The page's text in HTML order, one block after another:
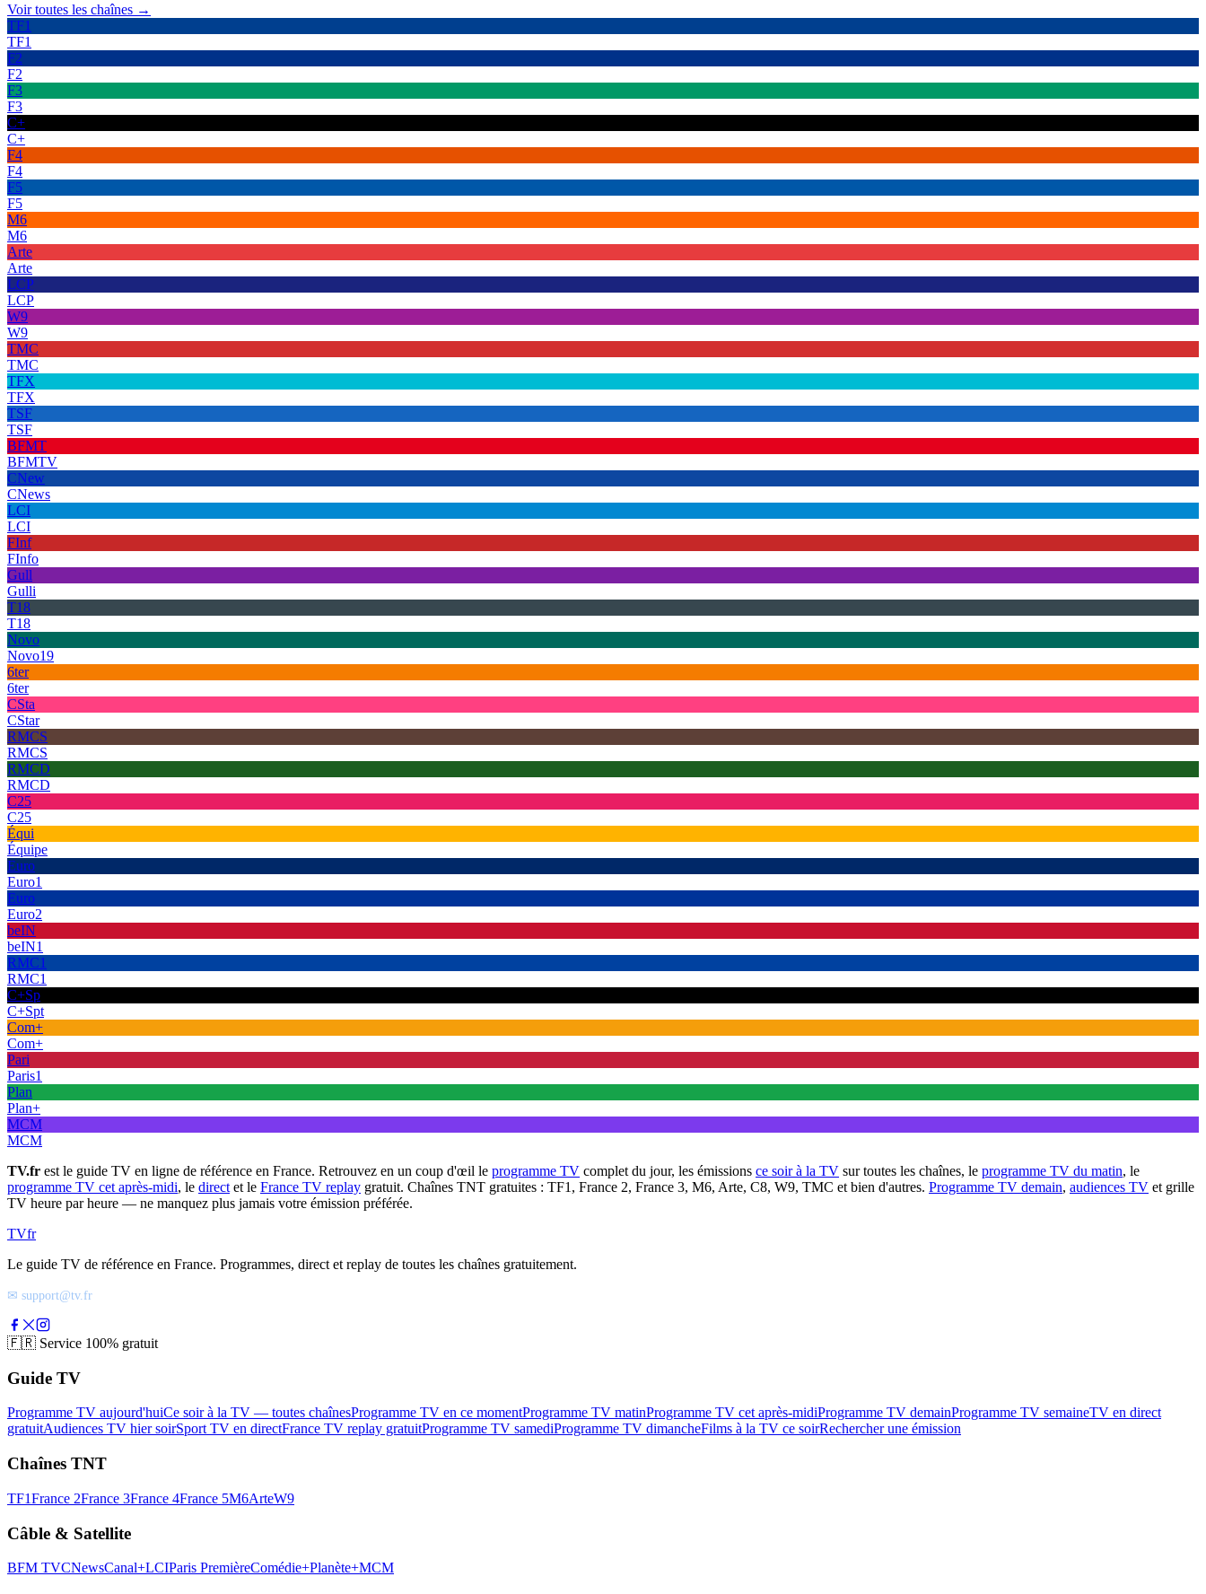
Voir toutes les chaînes →
TF1
TF1
F2
F2
F3
F3
C+
C+
F4
F4
F5
F5
M6
M6
Arte
Arte
LCP
LCP
W9
W9
TMC
TMC
TFX
TFX
TSF
TSF
BFMT
BFMTV
CNew
CNews
LCI
LCI
FInf
FInfo
Gull
Gulli
T18
T18
Novo
Novo19
6ter
6ter
CSta
CStar
RMCS
RMCS
RMCD
RMCD
C25
C25
Équi
Équipe
Euro
Euro1
Euro
Euro2
beIN
beIN1
RMC1
RMC1
C+Sp
C+Spt
Com+
Com+
Pari
Paris1
Plan
Plan+
MCM
MCM
TV.fr est le guide TV en ligne de référence en France. Retrouvez en un coup d'œil le programme TV complet du jour, les émissions ce soir à la TV sur toutes les chaînes, le programme TV du matin, le
programme TV cet après-midi, le direct et le France TV replay gratuit. Chaînes TNT gratuites : TF1, France 2, France 3, M6, Arte, C8, W9, TMC et bien d'autres. Programme TV demain, audiences TV et grille
TV heure par heure — ne manquez plus jamais votre émission préférée.
TVfr
Le guide TV de référence en France. Programmes, direct et replay de toutes les chaînes gratuitement.
✉ support@tv.fr
🇫🇷 Service 100% gratuit
Guide TV
Programme TV aujourd'huiCe soir à la TV — toutes chaînesProgramme TV en ce momentProgramme TV matinProgramme TV cet après-midiProgramme TV demainProgramme TV semaineTV en direct
gratuitAudiences TV hier soirSport TV en directFrance TV replay gratuitProgramme TV samediProgramme TV dimancheFilms à la TV ce soirRechercher une émission
Chaînes TNT
TF1France 2France 3France 4France 5M6ArteW9
Câble & Satellite
BFM TVCNewsCanal+LCIParis PremièreComédie+Planète+MCM